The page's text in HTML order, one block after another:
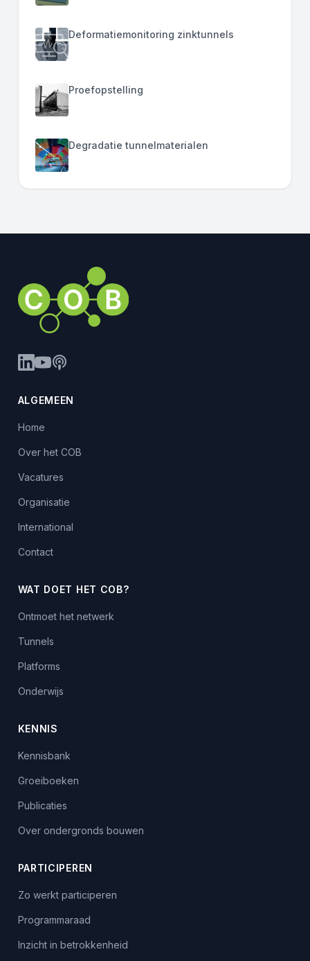
Deformatiemonitoring zinktunnels
Proefopstelling
Degradatie tunnelmaterialen
ALGEMEEN
Home
Over het COB
Vacatures
Organisatie
International
Contact
WAT DOET HET COB?
Ontmoet het netwerk
Tunnels
Platforms
Onderwijs
KENNIS
Kennisbank
Groeiboeken
Publicaties
Over ondergronds bouwen
PARTICIPEREN
Zo werkt participeren
Programmaraad
Inzicht in betrokkenheid